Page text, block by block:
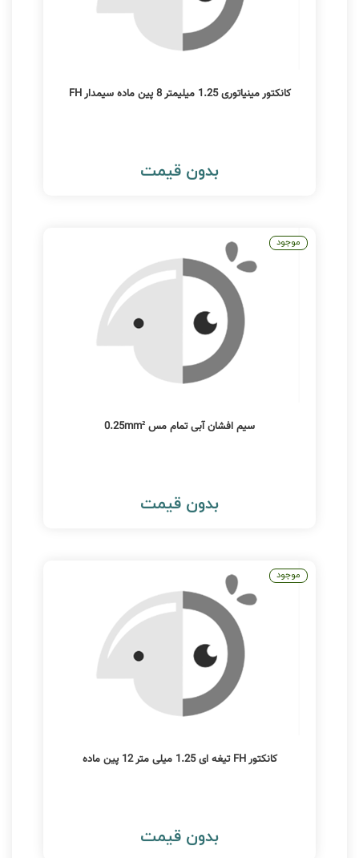
کانکتور مینیاتوری 1.25 میلیمتر 8 پین ماده سیمدار FH
بدون قیمت
سیم افشان آبی تمام مس 0.25mm²
بدون قیمت
موجود
کانکتور FH تیغه ای 1.25 میلی متر 12 پین ماده
بدون قیمت
موجود